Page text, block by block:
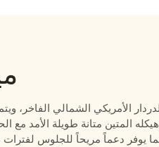
الأمريكي الشمالي الفاخر،
دعماً مريحاً للجلوس لفترات